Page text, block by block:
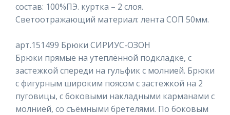
состав: 100%ПЭ. куртка – 2 слоя.
Светоотражающий материал: лента СОП 50мм.
арт.151499 Брюки СИРИУС-ОЗОН
Брюки прямые на утеплённой подкладке, с
застежкой спереди на гульфик с молнией. Брюки
с фигурным широким поясом с застежкой на 2
пуговицы, с боковыми накладными карманами с
молнией, со съёмными бретелями. По боковым